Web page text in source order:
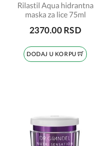
Rilastil Aqua hidrantna
maska za lice 75ml
2370.00 RSD
DODAJ U KORPU